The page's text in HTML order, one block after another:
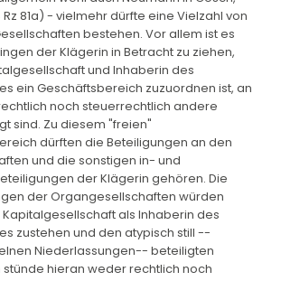
Rz 81a) - vielmehr dürfte eine Vielzahl von
bestehen. Vor allem ist es
der Klägerin in Betracht zu ziehen,
und Inhaberin des
ein Geschäftsbereich zuzuordnen ist, an
noch steuerrechtlich andere
sind. Zu diesem "freien"
dürften die Beteiligungen an den
und die sonstigen in- und
der Klägerin gehören. Die
der Organgesellschaften würden
als Inhaberin des
zustehen und den atypisch still --
Niederlassungen-- beteiligten
stünde hieran weder rechtlich noch